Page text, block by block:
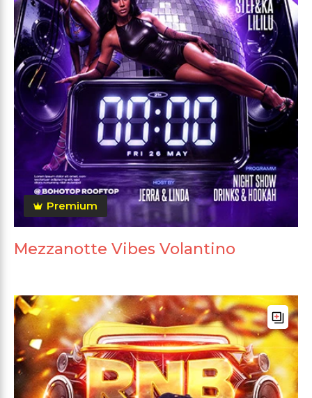
Premium
Mezzanotte Vibes Volantino